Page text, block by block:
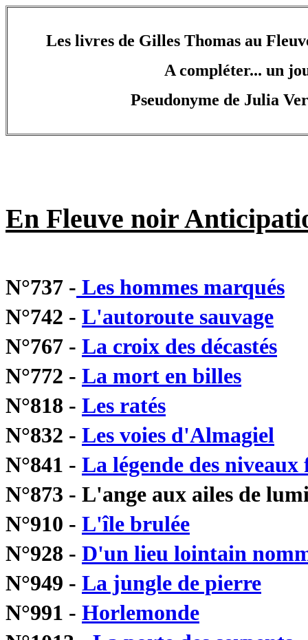
Les livres de Gilles Thomas au
A compléter... un
Pseudonyme de Julia
En Fleuve noir
N°737 - Les hommes marqués
N°742 - L'autoroute sauvage
N°767 - La croix des décastés
N°772 - La mort en billes
N°818 - Les ratés
N°832 - Les voies d'Almagiel
N°841 - La légende des niveaux
N°873 - L'ange aux ailes de
N°910 - L'île brulée
N°928 - D'un lieu lointain
N°949 - La jungle de pierre
N°991 - Horlemonde